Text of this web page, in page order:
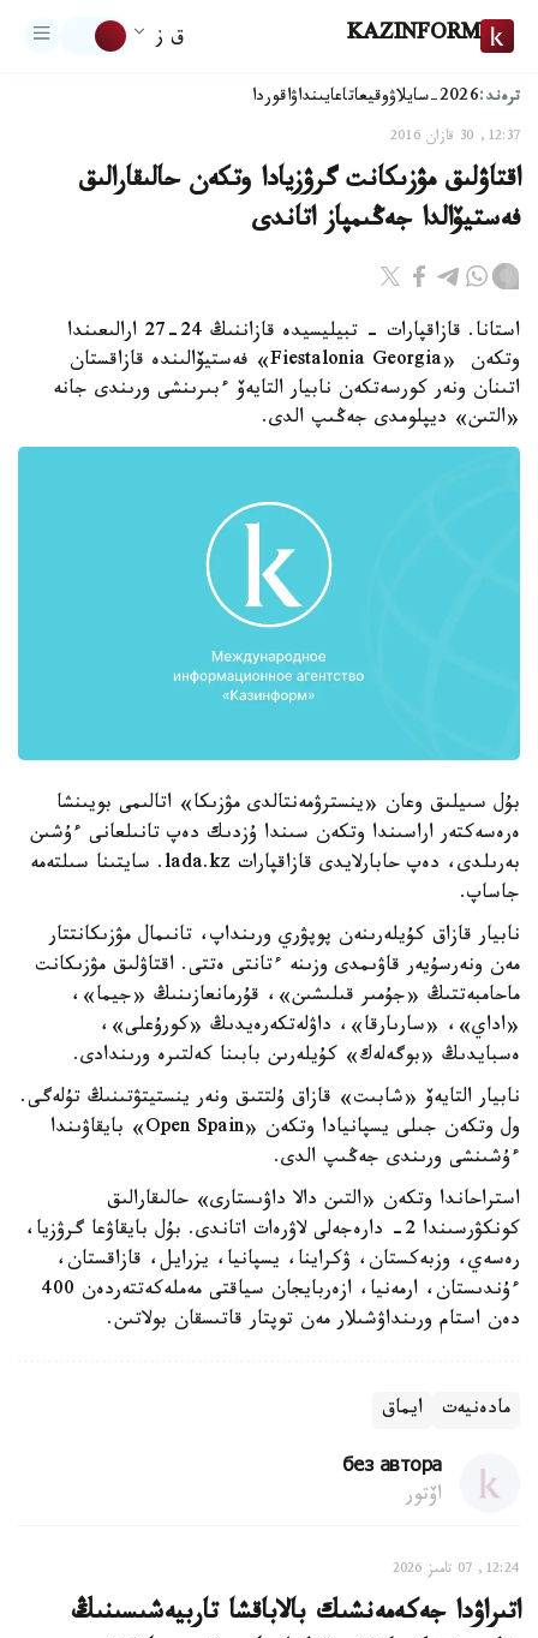
KAZINFORM ق ز
ترەند:2026-سايلاۋ وقيعاتاعايىنداۋاقوردا
12:37, 30 قازان 2016
اقتاۋلىق مۋزىكانت گرۋزيادا وتكەن حالىقارالىق
فەستيۆالدا جەڭىمپاز اتاندى
استانا. قازاقپارات - تبيليسيدە قازاننىڭ 24-27 ارالىعىندا
وتكەن «Fiestalonia Georgia» فەستيۆالىندە قازاقستان
اتىنان ونەر كورسەتكەن نابيار التايەۆ ءبىرىنشى ورىندى جانە
«التىن» ديپلومدى جەڭىپ الدى.
بۇل سىيلىق وعان «ينسترۋمەنتالدى مۋزىكا» اتالىمى بويىنشا
ەرەسەكتەر اراسىندا وتكەن سىندا ۇزدىك دەپ تانىلعانى ءۇشىن
بەرىلدى، دەپ حابارلايدى قازاقپارات lada.kz. سايتىنا سىلتەمە
جاساپ.
نابيار قازاق كۇيلەرىنەن پوپۋري ورىنداپ، تانىمال مۋزىكانتتار
مەن ونەرسۇيەر قاۋىمدى وزىنە ءتانتى ەتتى. اقتاۋلىق مۋزىكانت
ماحامبەتتىڭ «جۇمىر قىلىشىن»، قۇرمانعازىنىڭ «جيما»،
«اداي»، «سارىارقا»، داۋلەتكەرەيدىڭ «كورۇعلى»،
ەسبايدىڭ «بوگەلەك» كۇيلەرىن بابىنا كەلتىرە ورىندادى.
نابيار التايەۆ «شابىت» قازاق ۇلتتىق ونەر ينستيتۋتىنىڭ تۇلەگى.
ول وتكەن جىلى يسپانيادا وتكەن «Open Spain» بايقاۋىندا
ءۇشىنشى ورىندى جەڭىپ الدى.
استراحاندا وتكەن «التىن دالا داۋىستارى» حالىقارالىق
كونكۋرسىندا 2- دارەجەلى لاۋرەات اتاندى. بۇل بايقاۋعا گرۋزيا،
رەسەي، وزبەكستان، ۋكراينا، يسپانيا، يزرايل، قازاقستان،
ءۇندىستان، ارمەنيا، ازەربايجان سياقتى مەملەكەتتەردەن 400
دەن استام ورىنداۋشىلار مەن توپتار قاتىسقان بولاتىن.
مادەنيەت ايماق
без автора
اۆتور
12:24, 07 تامىز 2026
اتىراۋدا جەكەمەنشىك بالاباقشا تاربيەشىسىنىڭ